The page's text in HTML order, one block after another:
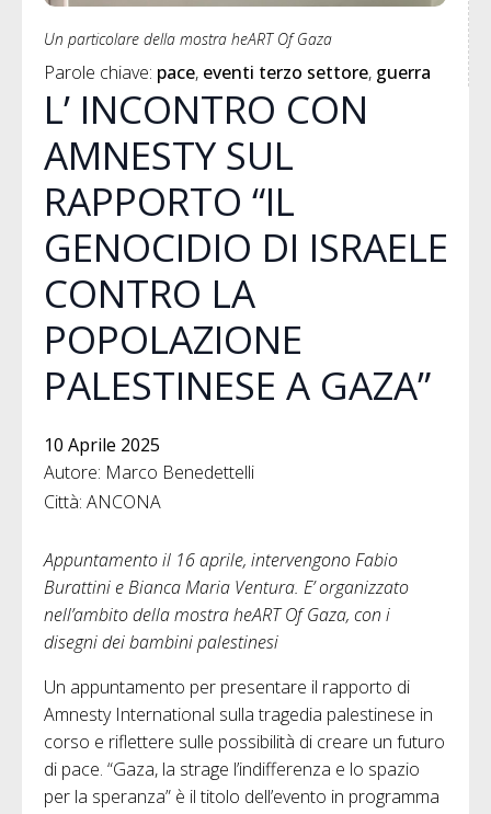
Un particolare della mostra heART Of Gaza
Parole chiave: pace eventi terzo settore guerra
L’ INCONTRO CON
AMNESTY SUL
RAPPORTO “IL
GENOCIDIO DI ISRAELE
CONTRO LA
POPOLAZIONE
PALESTINESE A GAZA”
10 Aprile 2025
Autore: Marco Benedettelli
Città: ANCONA
Appuntamento il 16 aprile, intervengono Fabio
Burattini e Bianca Maria Ventura. E’ organizzato
nell’ambito della mostra heART Of Gaza, con i
disegni dei bambini palestinesi
Un appuntamento per presentare il rapporto di
Amnesty International sulla tragedia palestinese in
corso e riflettere sulle possibilità di creare un futuro
di pace. “Gaza, la strage l’indifferenza e lo spazio
per la speranza” è il titolo dell’evento in programma